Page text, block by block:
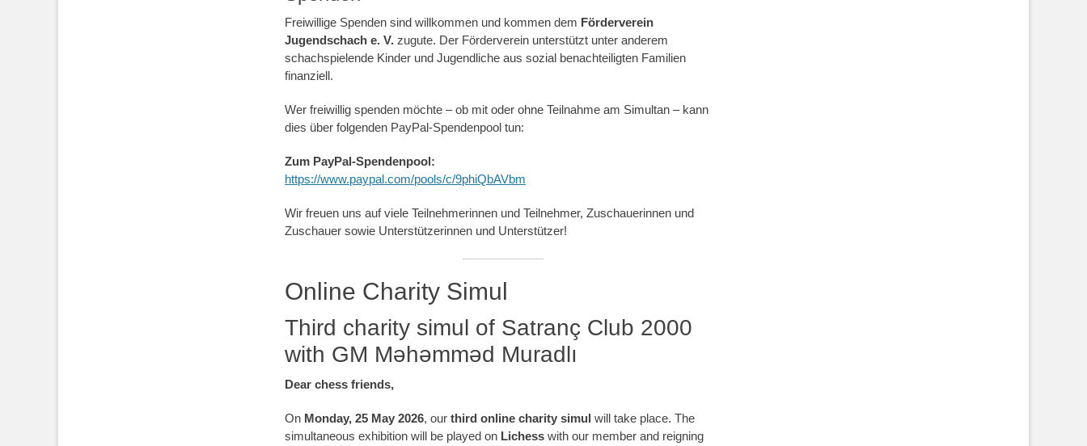
Freiwillige Spenden sind willkommen und kommen dem Förderverein
Jugendschach e. V. zugute. Der Förderverein unterstützt unter anderem
schachspielende Kinder und Jugendliche aus sozial benachteiligten Familien
finanziell.
Wer freiwillig spenden möchte – ob mit oder ohne Teilnahme am Simultan – kann
dies über folgenden PayPal-Spendenpool tun:
Zum PayPal-Spendenpool:
https://www.paypal.com/pools/c/9phiQbAVbm
Wir freuen uns auf viele Teilnehmerinnen und Teilnehmer, Zuschauerinnen und
Zuschauer sowie Unterstützerinnen und Unterstützer!
Online Charity Simul
Third charity simul of Satranç Club 2000
with GM Məhəmməd Muradlı
Dear chess friends,
On Monday, 25 May 2026, our third online charity simul will take place. The
simultaneous exhibition will be played on Lichess with our member and reigning